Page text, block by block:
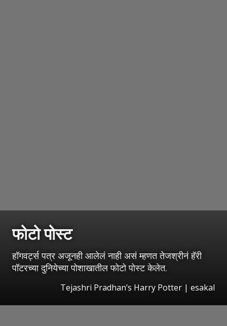
फोटो पोस्ट
हॉगवर्ट्स पत्र अजूनही आलेलं नाही असं म्हणत तेजश्रीनं हॅरी
पॉटरच्या दुनियेच्या पोशाखातील फोटो पोस्ट केलेत.
Tejashri Pradhan’s Harry Potter | esakal